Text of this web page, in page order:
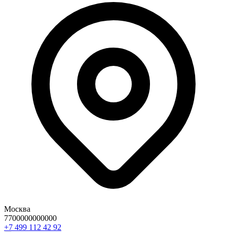
Москва
7700000000000
29 24 211 994 7+